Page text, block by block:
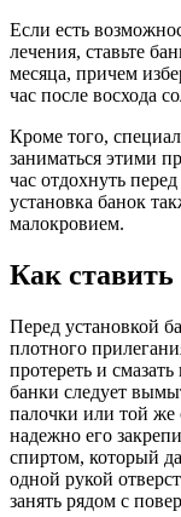
Если есть
лечения, ставьте
месяца, причем
час после восхода
Кроме того,
заниматься этими
час отдохнуть
установка банок
малокровием.
Как
Перед установкой
плотного
протереть и
банки следует
палочки или той же
надежно его
спиртом, который
одной рукой
занять рядом с